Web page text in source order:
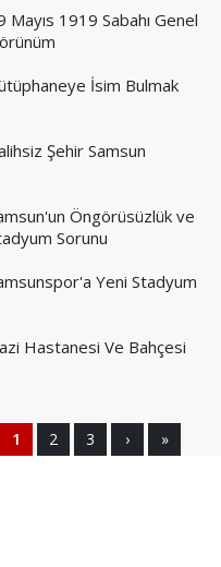
Mayıs 1919 Sabahı Genel
İsim Bulmak
Şehir Samsun
Öngörüsüzlük ve
Sorunu
Yeni Stadyum
Hastanesi Ve Bahçesi
1 2 3 › »